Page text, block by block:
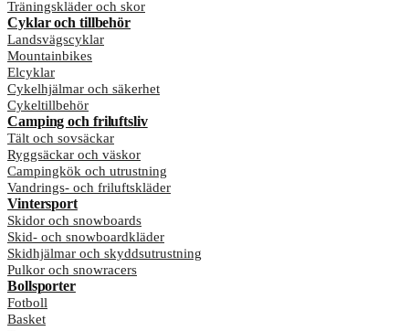
Träningskläder och skor
Cyklar och tillbehör
Landsvägscyklar
Mountainbikes
Elcyklar
Cykelhjälmar och säkerhet
Cykeltillbehör
Camping och friluftsliv
Tält och sovsäckar
Ryggsäckar och väskor
Campingkök och utrustning
Vandrings- och friluftskläder
Vintersport
Skidor och snowboards
Skid- och snowboardkläder
Skidhjälmar och skyddsutrustning
Pulkor och snowracers
Bollsporter
Fotboll
Basket